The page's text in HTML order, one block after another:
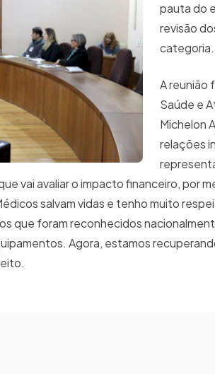
pauta do
revisão
categoria.
A reunião
Saúde e
Michelon
relações
vai avaliar o impacto financeiro, por
salvam vidas e tenho muito
que foram reconhecidos
Agora, estamos